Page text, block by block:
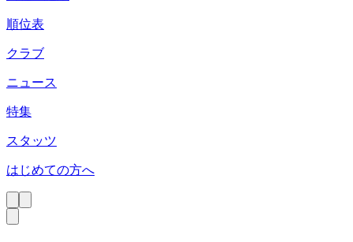
順位表
クラブ
ニュース
特集
スタッツ
はじめての方へ